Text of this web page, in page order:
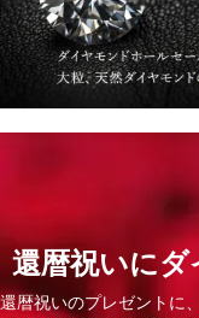
還暦祝いにダ
還暦祝いのプレゼントに